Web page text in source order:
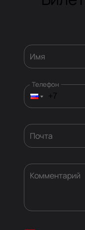
Имя
Телефон
Почта
Комментарий